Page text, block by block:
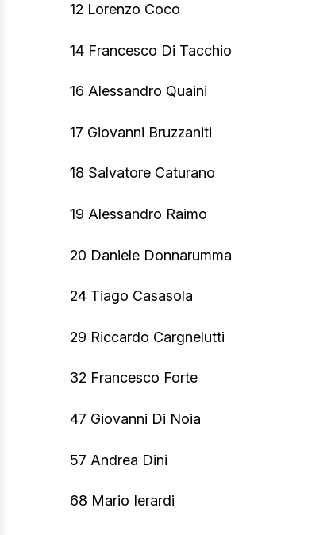
12 Lorenzo Coco
14 Francesco Di Tacchio
16 Alessandro Quaini
17 Giovanni Bruzzaniti
18 Salvatore Caturano
19 Alessandro Raimo
20 Daniele Donnarumma
24 Tiago Casasola
29 Riccardo Cargnelutti
32 Francesco Forte
47 Giovanni Di Noia
57 Andrea Dini
68 Mario Ierardi